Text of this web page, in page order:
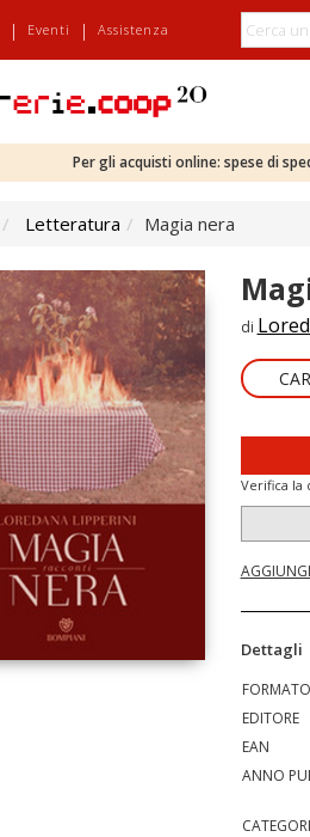
| Eventi | Assistenza
Per gli acquisti online: spese di
Letteratura Magia nera
di
Verifica la
Dettagli
FORMATO
EDITORE
EAN
ANNO